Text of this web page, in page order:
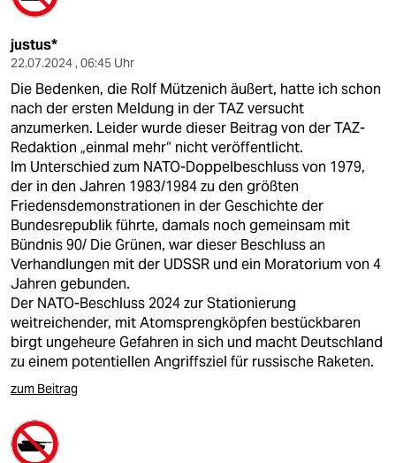
justus*
22.07.2024 , 06:45 Uhr
Die Bedenken, die Rolf Mützenich äußert, hatte ich schon
nach der ersten Meldung in der TAZ versucht
anzumerken. Leider wurde dieser Beitrag von der TAZ-
Redaktion „einmal mehr“ nicht veröffentlicht.
Im Unterschied zum NATO-Doppelbeschluss von 1979,
der in den Jahren 1983/1984 zu den größten
Friedensdemonstrationen in der Geschichte der
Bundesrepublik führte, damals noch gemeinsam mit
Bündnis 90/ Die Grünen, war dieser Beschluss an
Verhandlungen mit der UDSSR und ein Moratorium von 4
Jahren gebunden.
Der NATO-Beschluss 2024 zur Stationierung
weitreichender, mit Atomsprengköpfen bestückbaren
birgt ungeheure Gefahren in sich und macht Deutschland
zu einem potentiellen Angriffsziel für russische Raketen.
zum Beitrag